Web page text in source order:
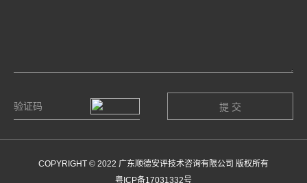
COPYRIGHT © 2022 广东顺德安评技术咨询有限公司 版权所有
粤ICP备17031332号